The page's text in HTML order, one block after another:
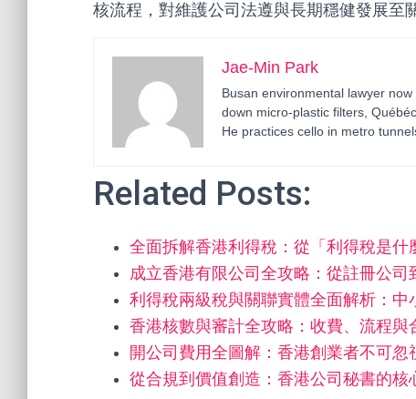
核流程，對維護公司法遵與長期穩健發展至
Jae-Min Park
Busan environmental lawyer
down micro-plastic filters,
He practices cello in metro
Related Posts:
全面拆解香港利得稅：從「利得稅是
成立香港有限公司全攻略：從註冊公司
利得稅兩級稅與關聯實體全面解析：中
香港核數與審計全攻略：收費、流程與
開公司費用全圖解：香港創業者不可
從合規到價值創造：香港公司秘書的核